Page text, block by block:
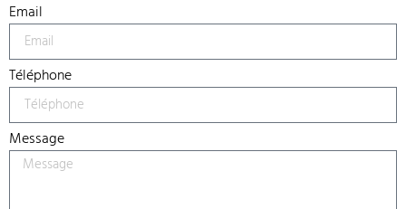
Email
Téléphone
Message